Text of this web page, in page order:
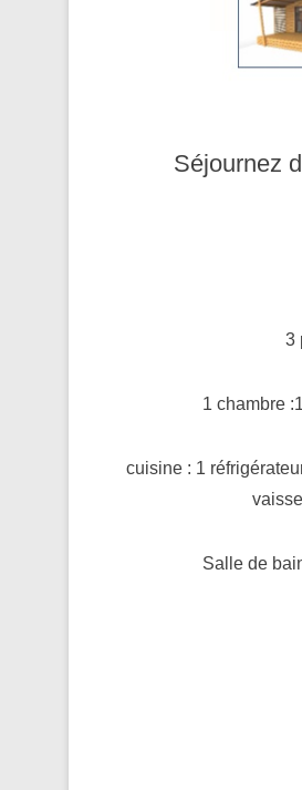
Séjournez
3
1 chambre
cuisine : 1
Salle de